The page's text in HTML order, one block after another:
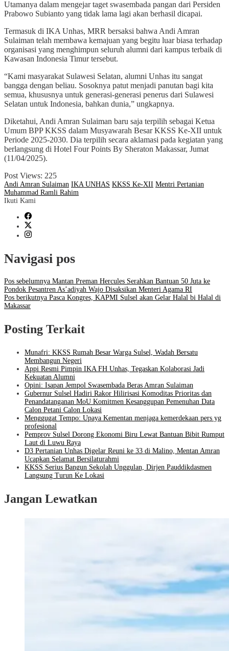
Utamanya dalam mengejar taget swasembada pangan dari Persiden
Prabowo Subianto yang tidak lama lagi akan berhasil dicapai.
Termasuk di IKA Unhas, MRR bersaksi bahwa Andi Amran
Sulaiman telah membawa kemajuan yang begitu luar biasa terhadap
organisasi yang menghimpun seluruh alumni dari kampus terbaik di
Kawasan Indonesia Timur tersebut.
“Kami masyarakat Sulawesi Selatan, alumni Unhas itu sangat
bangga dengan beliau. Sosoknya patut menjadi panutan bagi kita
semua, khususnya untuk generasi-generasi penerus dari Sulawesi
Selatan untuk Indonesia, bahkan dunia,” ungkapnya.
Diketahui, Andi Amran Sulaiman baru saja terpilih sebagai Ketua
Umum BPP KKSS dalam Musyawarah Besar KKSS Ke-XII untuk
Periode 2025-2030. Dia terpilih secara aklamasi pada kegiatan yang
berlangsung di Hotel Four Points By Sheraton Makassar, Jumat
(11/04/2025).
Post Views: 225
Andi Amran Sulaiman IKA UNHAS KKSS Ke-XII Mentri Pertanian
Muhammad Ramli Rahim
Ikuti Kami
Navigasi pos
Pos sebelumnya Mantan Preman Hercules Serahkan Bantuan 50 Juta ke
Pondok Pesantren As’adiyah Wajo Disaksikan Menteri Agama RI
Pos berikutnya Pasca Kongres, KAPMI Sulsel akan Gelar Halal bi Halal di
Makassar
Posting Terkait
Munafri: KKSS Rumah Besar Warga Sulsel, Wadah Bersatu
Membangun Negeri
Appi Resmi Pimpin IKA FH Unhas, Tegaskan Kolaborasi Jadi
Kekuatan Alumni
Opini: Isapan Jempol Swasembada Beras Amran Sulaiman
Gubernur Sulsel Hadiri Rakor Hilirisasi Komoditas Prioritas dan
Penandatanganan MoU Komitmen Kesanggupan Pemenuhan Data
Calon Petani Calon Lokasi
Menggugat Tempo: Upaya Kementan menjaga kemerdekaan pers yg
profesional
Pemprov Sulsel Dorong Ekonomi Biru Lewat Bantuan Bibit Rumput
Laut di Luwu Raya
D3 Pertanian Unhas Digelar Reuni ke 33 di Malino, Mentan Amran
Ucapkan Selamat Bersilaturahmi
KKSS Serius Bangun Sekolah Unggulan, Dirjen Pauddikdasmen
Langsung Turun Ke Lokasi
Jangan Lewatkan